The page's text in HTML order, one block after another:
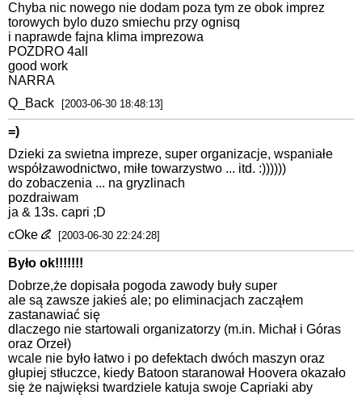
Chyba nic nowego nie dodam poza tym ze obok imprez
torowych bylo duzo smiechu przy ognisq
i naprawde fajna klima imprezowa
POZDRO 4all
good work
NARRA
Q_Back
[2003-06-30 18:48:13]
=)
Dzieki za swietna impreze, super organizacje, wspaniałe
współzawodnictwo, miłe towarzystwo ... itd. :))))))
do zobaczenia ... na gryzlinach
pozdraiwam
ja & 13s. capri ;D
cOke
[2003-06-30 22:24:28]
Było ok!!!!!!!
Dobrze,że dopisała pogoda zawody buły super
ale są zawsze jakieś ale; po eliminacjach zacząłem
zastanawiać się
dlaczego nie startowali organizatorzy (m.in. Michał i Góras
oraz Orzeł)
wcale nie było łatwo i po defektach dwóch maszyn oraz
głupiej stłuczce, kiedy Batoon staranował Hoovera okazało
się że najwięksi twardziele katuja swoje Capriaki aby